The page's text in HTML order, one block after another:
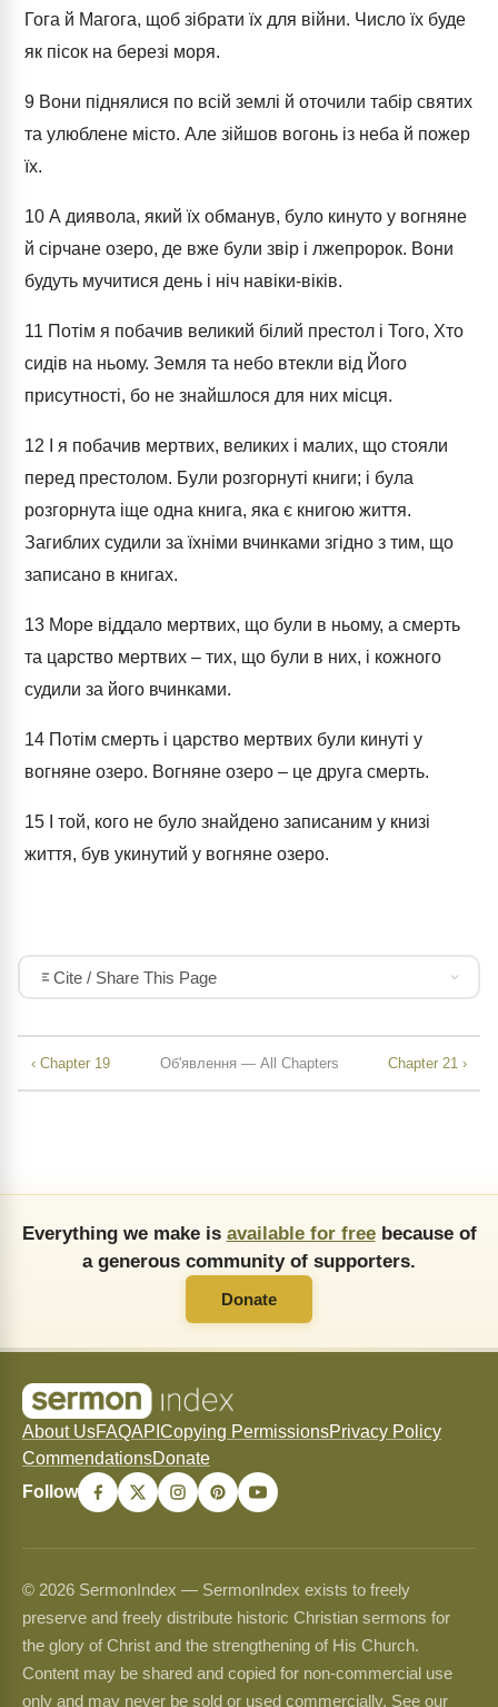
Гога й Магога, щоб зібрати їх для війни. Число їх буде
як пісок на березі моря.
9 Вони піднялися по всій землі й оточили табір святих
та улюблене місто. Але зійшов вогонь із неба й пожер
їх.
10 А диявола, який їх обманув, було кинуто у вогняне
й сірчане озеро, де вже були звір і лжепророк. Вони
будуть мучитися день і ніч навіки-віків.
11 Потім я побачив великий білий престол і Того, Хто
сидів на ньому. Земля та небо втекли від Його
присутності, бо не знайшлося для них місця.
12 І я побачив мертвих, великих і малих, що стояли
перед престолом. Були розгорнуті книги; і була
розгорнута іще одна книга, яка є книгою життя.
Загиблих судили за їхніми вчинками згідно з тим, що
записано в книгах.
13 Море віддало мертвих, що були в ньому, а смерть
та царство мертвих – тих, що були в них, і кожного
судили за його вчинками.
14 Потім смерть і царство мертвих були кинуті у
вогняне озеро. Вогняне озеро – це друга смерть.
15 І той, кого не було знайдено записаним у книзі
життя, був укинутий у вогняне озеро.
Cite / Share This Page
‹ Chapter 19 Об'явлення — All Chapters Chapter 21 ›
Everything we make is available for freebecause of
a generous community of supporters.
Donate
About UsFAQAPI Copying PermissionsPrivacy Policy
CommendationsDonate
Follow
© 2026 SermonIndex — SermonIndex exists to freely
preserve and freely distribute historic Christian sermons for
the glory of Christ and the strengthening of His Church.
Content may be shared and copied for non-commercial use
only and may never be sold or used commercially. See our